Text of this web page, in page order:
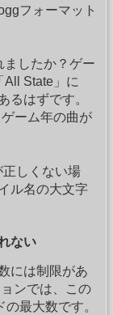
フォーマット
ましたか？ゲー
All State」に
るはずです。
ーム年の曲が
しくない場
ル名の大文字
ない
には制限があ
ンでは、この
最大数です。